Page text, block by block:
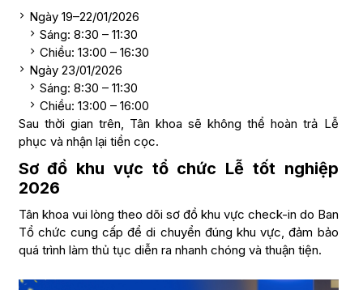
Ngày 19–22/01/2026
Sáng: 8:30 – 11:30
Chiều: 13:00 – 16:30
Ngày 23/01/2026
Sáng: 8:30 – 11:30
Chiều: 13:00 – 16:00
Sau thời gian trên, Tân khoa sẽ không thể hoàn trả Lễ
phục và nhận lại tiền cọc.
Sơ đồ khu vực tổ chức Lễ tốt nghiệp
2026
Tân khoa vui lòng theo dõi sơ đồ khu vực check-in do Ban
Tổ chức cung cấp để di chuyển đúng khu vực, đảm bảo
quá trình làm thủ tục diễn ra nhanh chóng và thuận tiện.